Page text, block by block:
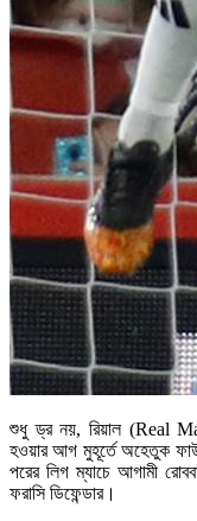
শুধু ড্র নয়, রিয়াল (Real
হওয়ার আগ মুহূর্তে অহেতুক
পরের লিগ ম্যাচে আগামী
ফরাসি ডিফেন্ডার।